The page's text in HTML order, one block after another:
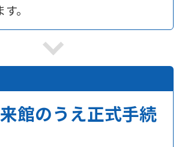
。
館のうえ正式手続
For
foreigners
Central